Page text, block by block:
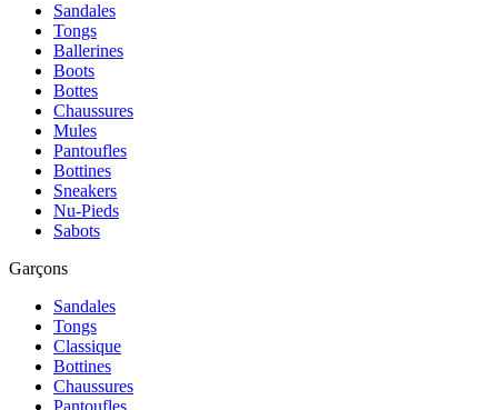
Sandales
Tongs
Ballerines
Boots
Bottes
Chaussures
Mules
Pantoufles
Bottines
Sneakers
Nu-Pieds
Sabots
Garçons
Sandales
Tongs
Classique
Bottines
Chaussures
Pantoufles